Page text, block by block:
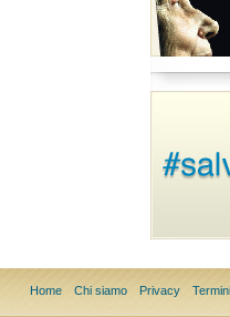
Home Chi siamo Privacy